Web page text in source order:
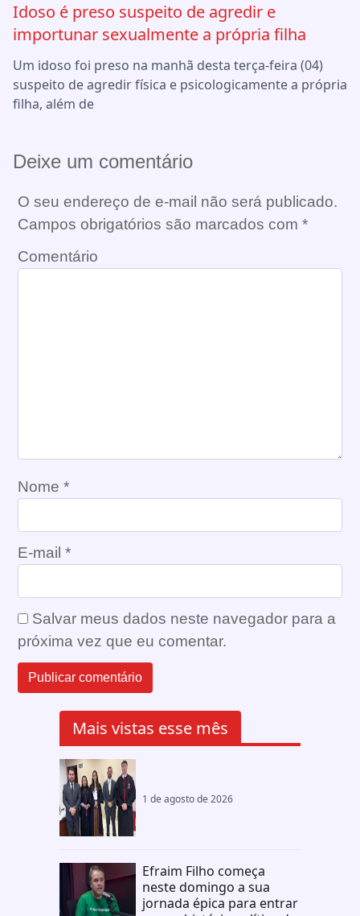
Idoso é preso suspeito de agredir e
importunar sexualmente a própria filha
Um idoso foi preso na manhã desta terça-feira (04)
suspeito de agredir física e psicologicamente a própria
filha, além de
Deixe um comentário
O seu endereço de e-mail não será publicado.
Campos obrigatórios são marcados com *
Comentário
Nome *
E-mail *
Salvar meus dados neste navegador para a
próxima vez que eu comentar.
Mais vistas esse mês
1 de agosto de 2026
Efraim Filho começa
neste domingo a sua
jornada épica para entrar